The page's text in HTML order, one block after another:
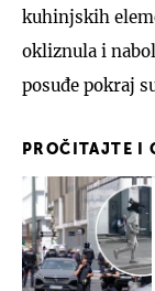
kuhinjskih
okliznula i
posuđe pokraj
PROČITAJTE I